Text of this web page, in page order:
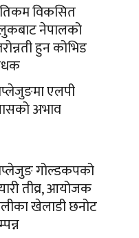
विकसित
नेपालको
हुन कोभिड
एलपी
अभाव
गोल्डकपको
तीव्र, आयोजक
खेलाडी छनोट